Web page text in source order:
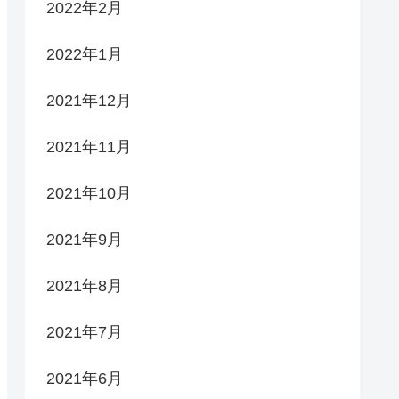
2022年2月
2022年1月
2021年12月
2021年11月
2021年10月
2021年9月
2021年8月
2021年7月
2021年6月